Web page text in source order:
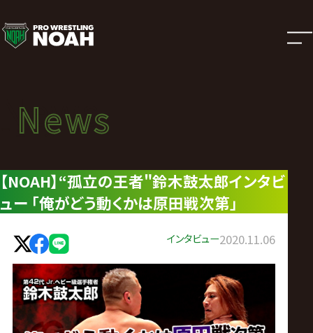
ニ
ュ
ー
ス
|
プ
ロ
レ
News
ニュース
News
【NOAH】“孤立の王者"鈴木鼓太郎インタビ
ュー ｢俺がどう動くかは原田戦次第｣
インタビュー2020.11.06